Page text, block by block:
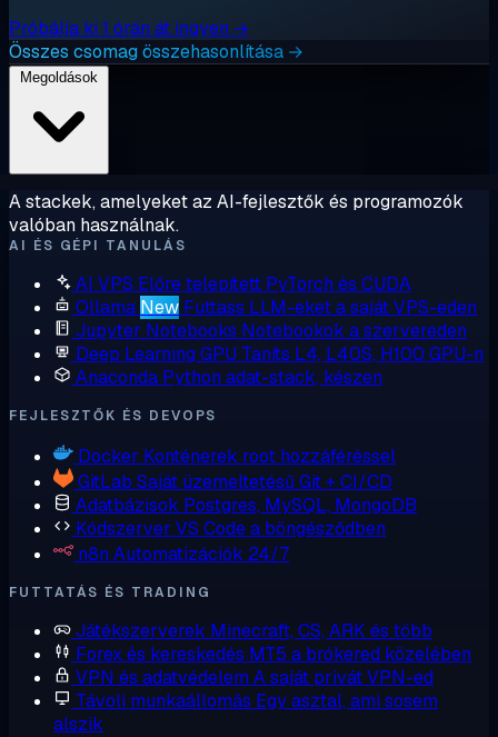
Próbálja ki 1 órán át ingyen →
Összes csomag összehasonlítása →
A stackek, amelyeket az AI-fejlesztők és programozók
valóban használnak.
AI ÉS GÉPI TANULÁS
AI VPS Előre telepített PyTorch és CUDA
Ollama New Futtass LLM-eket a saját VPS-eden
Jupyter Notebooks Notebookok a szervereden
Deep Learning GPU Taníts L4, L40S, H100 GPU-n
Anaconda Python adat-stack, készen
FEJLESZTŐK ÉS DEVOPS
Docker Konténerek root hozzáféréssel
GitLab Saját üzemeltetésű Git + CI/CD
Adatbázisok Postgres, MySQL, MongoDB
Kódszerver VS Code a böngésződben
n8n Automatizációk 24/7
FUTTATÁS ÉS TRADING
Játékszerverek Minecraft, CS, ARK és több
Forex és kereskedés MT5 a brókered közelében
VPN és adatvédelem A saját privát VPN-ed
Távoli munkaállomás Egy asztal, ami sosem
alszik